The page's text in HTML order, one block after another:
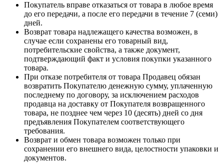
Покупатель вправе отказаться от товара в любое время
до его передачи, а после его передачи в течение 7 (семи)
дней.
Возврат товара надлежащего качества возможен, в
случае если сохранены его товарный вид,
потребительские свойства, а также документ,
подтверждающий факт и условия покупки указанного
товара.
При отказе потребителя от товара Продавец обязан
возвратить Покупателю денежную сумму, уплаченную
последнему по договору, за исключением расходов
продавца на доставку от Покупателя возвращенного
товара, не позднее чем через 10 (десять) дней со дня
предъявления Покупателем соответствующего
требования.
Возврат и обмен товара возможен только при
сохранении его внешнего вида, целостности упаковки и
документов.